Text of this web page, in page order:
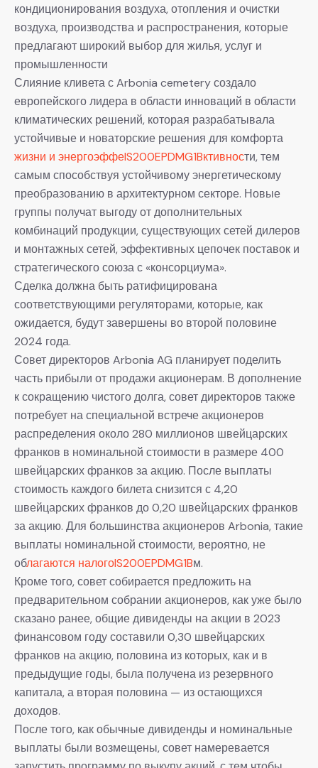
кондиционирования воздуха, отопления и очистки
воздуха, производства и распространения, которые
предлагают широкий выбор для жилья, услуг и
промышленности
Слияние кливета с Arbonia cemetery создало
европейского лидера в области инноваций в области
климатических решений, которая разрабатывала
устойчивые и новаторские решения для комфорта
жизни и энергоэффеIS200EPDMG1Bктивности, тем
самым способствуя устойчивому энергетическому
преобразованию в архитектурном секторе. Новые
группы получат выгоду от дополнительных
комбинаций продукции, существующих сетей дилеров
и монтажных сетей, эффективных цепочек поставок и
стратегического союза с «консорциума».
Сделка должна быть ратифицирована
соответствующими регуляторами, которые, как
ожидается, будут завершены во второй половине
2024 года.
Совет директоров Arbonia AG планирует поделить
часть прибыли от продажи акционерам. В дополнение
к сокращению чистого долга, совет директоров также
потребует на специальной встрече акционеров
распределения около 280 миллионов швейцарских
франков в номинальной стоимости в размере 400
швейцарских франков за акцию. После выплаты
стоимость каждого билета снизится с 4,20
швейцарских франков до 0,20 швейцарских франков
за акцию. Для большинства акционеров Arbonia, такие
выплаты номинальной стоимости, вероятно, не
облагаются налогоIS200EPDMG1Bм.
Кроме того, совет собирается предложить на
предварительном собрании акционеров, как уже было
сказано ранее, общие дивиденды на акции в 2023
финансовом году составили 0,30 швейцарских
франков на акцию, половина из которых, как и в
предыдущие годы, была получена из резервного
капитала, а вторая половина — из остающихся
доходов.
После того, как обычные дивиденды и номинальные
выплаты были возмещены, совет намеревается